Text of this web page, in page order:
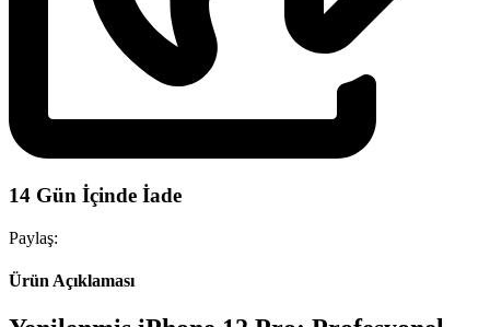
14 Gün İçinde İade
Paylaş:
Ürün Açıklaması